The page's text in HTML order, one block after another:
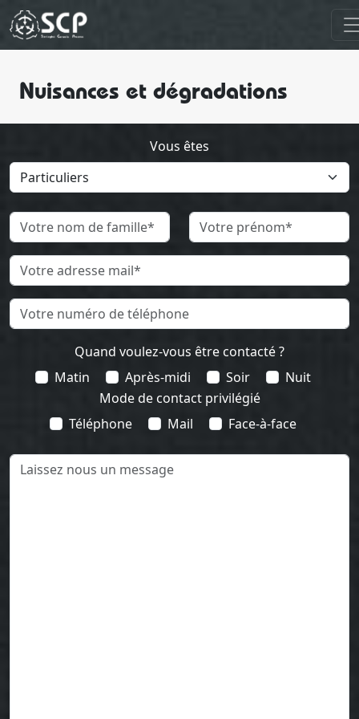
Nuisances et dégradations
Vous êtes
Quand voulez-vous être contacté ?
Matin
Après-midi Soir
Nuit
Mode de contact privilégié
Téléphone
Mail Face-à-face